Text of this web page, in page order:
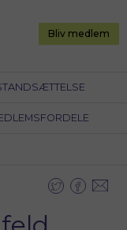
Bliv medlem